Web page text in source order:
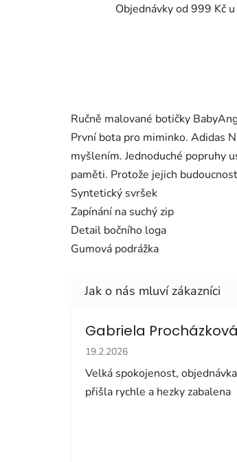
Objednávky od 999 Kč
Ručně malované botičky
První bota pro miminko. Adidas
myšlením. Jednoduché popruhy
paměti. Protože jejich
Syntetický svršek
Zapínání na suchý zip
Detail bočního loga
Gumová podrážka
Gabriela Procházková
Hodnocení obchodu je 5 z 5
19.2.2026
Velká spokojenost, objednávka
přišla rychle a hezky zabalena